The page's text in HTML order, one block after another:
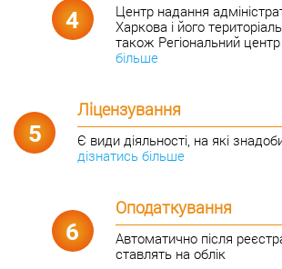
4
Центр надання
Харкова і його
також Регіональний
більше
5
Ліцензування
Є види діяльності, на які
дізнатись більше
6
Оподаткування
Автоматично після
ставлять на облік